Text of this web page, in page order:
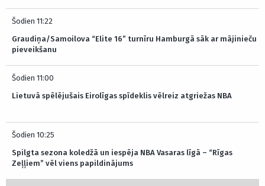
Šodien 11:22
Graudiņa/Samoilova “Elite 16” turnīru Hamburgā sāk ar mājinieču
pieveikšanu
Šodien 11:00
Lietuvā spēlējušais Eirolīgas spīdeklis vēlreiz atgriežas NBA
Šodien 10:25
Spilgta sezona koledžā un iespēja NBA Vasaras līgā – “Rīgas
Zeļļiem” vēl viens papildinājums